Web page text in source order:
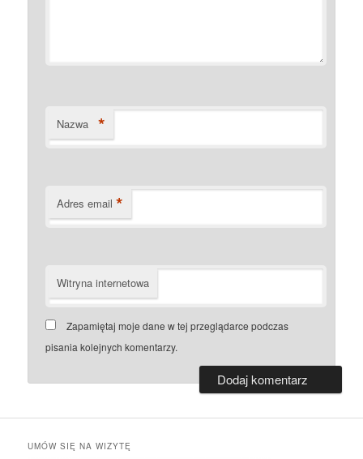
Nazwa *
Adres email *
Witryna internetowa
Zapamiętaj moje dane w tej przeglądarce podczas
pisania kolejnych komentarzy.
UMÓW SIĘ NA WIZYTĘ